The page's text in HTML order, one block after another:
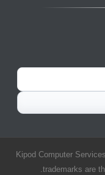
© 2026 Kipod Computer
trademarks are